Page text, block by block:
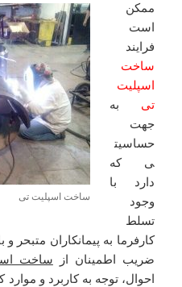
ساخت اسپلیت تی
ممکن
است
فرایند
ساخت
اسپلیت
تی به
جهت
حساسیت
ی که
دارد با
وجود
تسلط
کارفرما به پیمانکاران متبحر
ضریب اطمینان از ساخت
احوال، توجه به کاربرد و